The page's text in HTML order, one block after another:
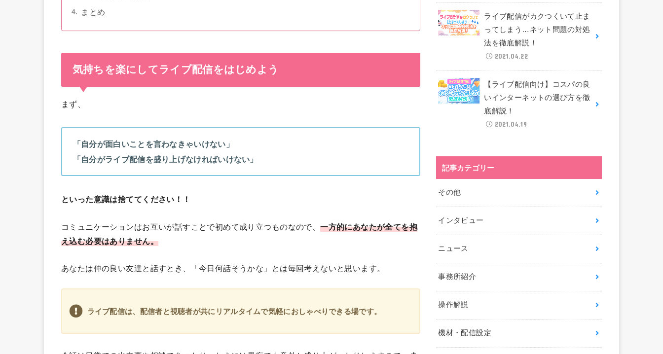
まとめ
気持ちを楽にしてライブ配信をはじめよう
まず、
「自分が面白いことを言わなきゃいけない」
「自分がライブ配信を盛り上げなければいけない」
といった意識は捨ててください！！
コミュニケーションはお互いが話すことで初めて成り立つものなので、一方的にあなたが全てを抱
え込む必要はありません。
あなたは仲の良い友達と話すとき、「今日何話そうかな」とは毎回考えないと思います。
ライブ配信は、配信者と視聴者が共にリアルタイムで気軽におしゃべりできる場です。
ライブ配信がカクつくいて止ま
ってしまう…ネット問題の対処
法を徹底解説！
2021.04.22
【ライブ配信向け】コスパの良
いインターネットの選び方を徹
底解説！
2021.04.19
記事カテゴリー
その他
インタビュー
ニュース
事務所紹介
操作解説
機材・配信設定